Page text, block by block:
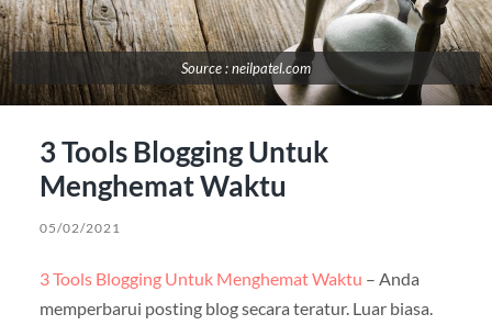
Source : neilpatel.com
3 Tools Blogging Untuk
Menghemat Waktu
05/02/2021
3 Tools Blogging Untuk Menghemat Waktu – Anda
memperbarui posting blog secara teratur. Luar biasa.